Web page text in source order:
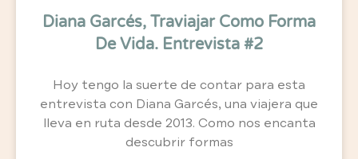
Diana Garcés, Traviajar Como Forma
De Vida. Entrevista #2
Hoy tengo la suerte de contar para esta
entrevista con Diana Garcés, una viajera que
lleva en ruta desde 2013. Como nos encanta
descubrir formas